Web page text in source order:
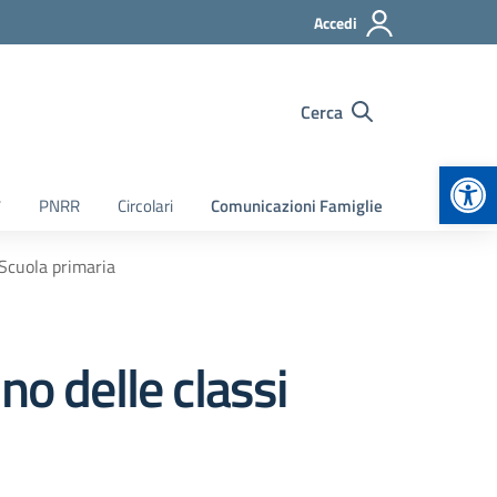
Accedi
Cerca
PNRR Circolari Comunicazioni Famiglie
primaria
delle classi